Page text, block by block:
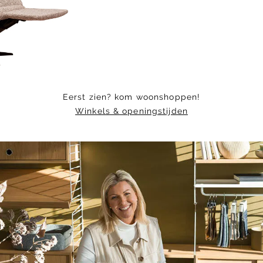
of
7
Eerst zien? kom woonshoppen!
Winkels & openingstijden